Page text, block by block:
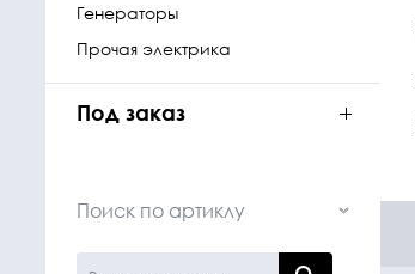
Генераторы
Прочая электрика
Под заказ
Поиск по артиклу